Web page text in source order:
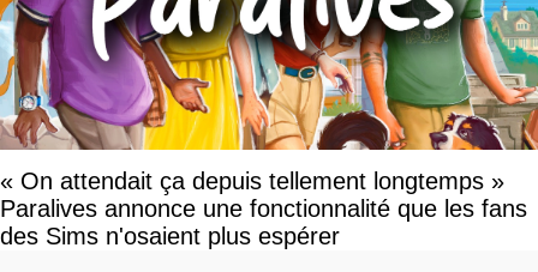
« On attendait ça depuis tellement longtemps »
Paralives annonce une fonctionnalité que les fans
des Sims n'osaient plus espérer